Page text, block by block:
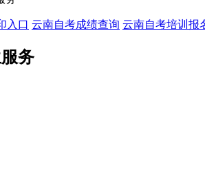
入口 云南自考成绩查询 云南自考培训报
务